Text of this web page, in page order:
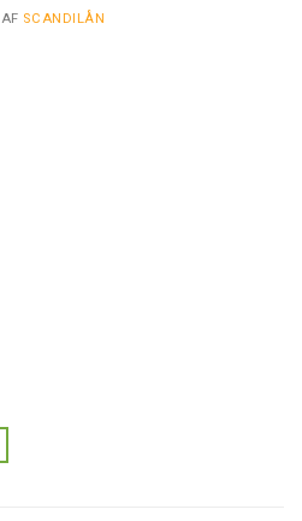
AF SCANDILÅN